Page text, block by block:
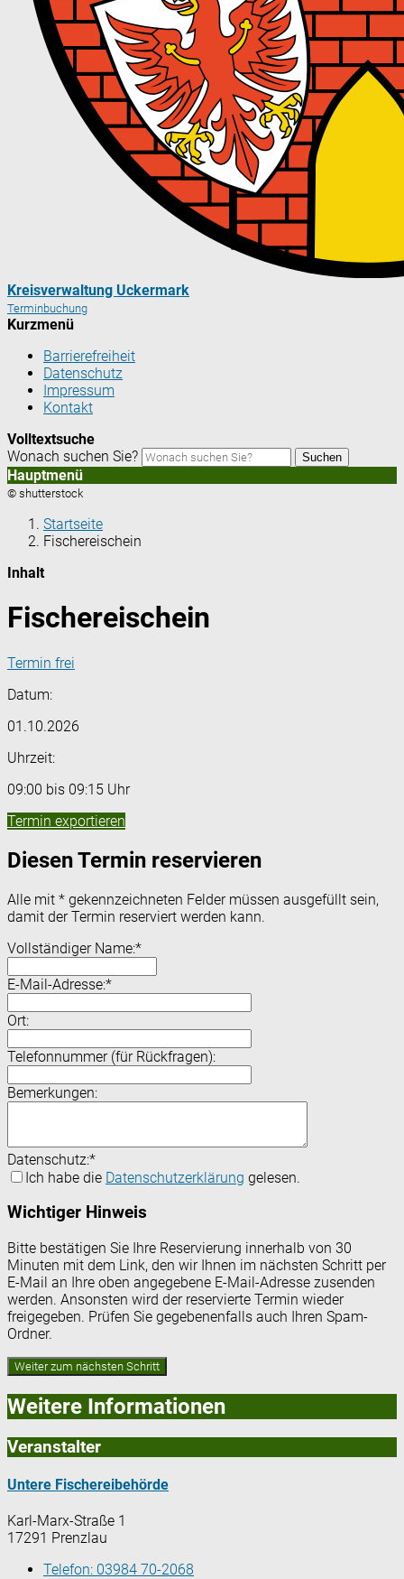
Kreisverwaltung Uckermark
Terminbuchung
Kurzmenü
Barrierefreiheit
Datenschutz
Impressum
Kontakt
Volltextsuche
Wonach suchen Sie?
Suchen
Hauptmenü
© shutterstock
Startseite
Fischereischein
Inhalt
Fischereischein
Termin frei
Datum:
01.10.2026
Uhrzeit:
09:00 bis 09:15 Uhr
Termin exportieren
Diesen Termin reservieren
Alle mit * gekennzeichneten Felder müssen ausgefüllt sein,
damit der Termin reserviert werden kann.
Vollständiger Name:*
E-Mail-Adresse:*
Ort:
Telefonnummer (für Rückfragen):
Bemerkungen:
Datenschutz:*
Ich habe die Datenschutzerklärung gelesen.
Wichtiger Hinweis
Bitte bestätigen Sie Ihre Reservierung innerhalb von 30
Minuten mit dem Link, den wir Ihnen im nächsten Schritt per
E-Mail an Ihre oben angegebene E-Mail-Adresse zusenden
werden. Ansonsten wird der reservierte Termin wieder
freigegeben. Prüfen Sie gegebenenfalls auch Ihren Spam-
Ordner.
Weitere Informationen
Veranstalter
Untere Fischereibehörde
Karl-Marx-Straße 1
17291 Prenzlau
Telefon: 03984 70-2068